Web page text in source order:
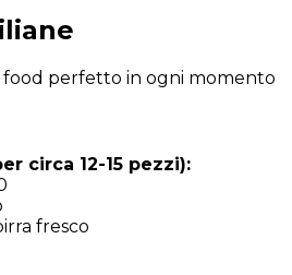
food perfetto in ogni momento
circa 12-15 pezzi):
fresco